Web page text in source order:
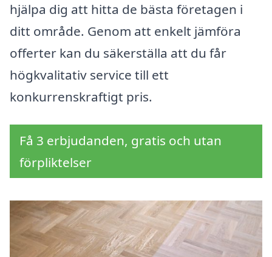
hjälpa dig att hitta de bästa företagen i
ditt område. Genom att enkelt jämföra
offerter kan du säkerställa att du får
högkvalitativ service till ett
konkurrenskraftigt pris.
Få 3 erbjudanden, gratis och utan
förpliktelser